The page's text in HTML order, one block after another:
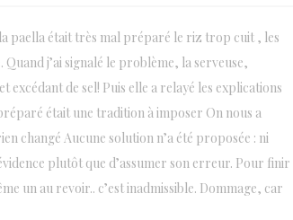
paella était très mal préparé le riz trop cuit , les
j’ai signalé le problème, la serveuse,
excédant de sel! Puis elle a relayé les explications
était une tradition à imposer On nous a
changé Aucune solution n’a été proposée : ni
plutôt que d’assumer son erreur. Pour finir
un au revoir.. c’est inadmissible. Dommage, car